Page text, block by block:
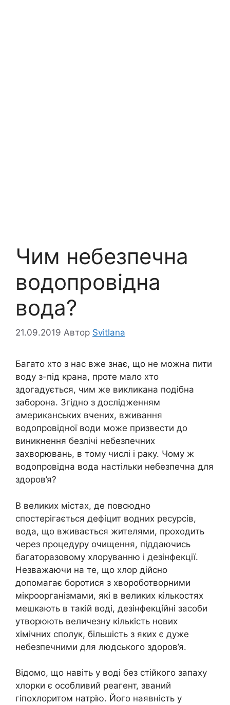
Чим небезпечна
водопровідна
вода?
21.09.2019 Автор Svitlana
Багато хто з нас вже знає, що не можна пити
воду з-під крана, проте мало хто
здогадується, чим же викликана подібна
заборона. Згідно з дослідженням
американських вчених, вживання
водопровідної води може призвести до
виникнення безлічі небезпечних
захворювань, в тому числі і раку. Чому ж
водопровідна вода настільки небезпечна для
здоров’я?
В великих містах, де повсюдно
спостерігається дефіцит водних ресурсів,
вода, що вживається жителями, проходить
через процедуру очищення, піддаючись
багаторазовому хлоруванню і дезінфекції.
Незважаючи на те, що хлор дійсно
допомагає боротися з хвороботворними
мікроорганізмами, які в великих кількостях
мешкають в такій воді, дезінфекці́йні засоби
утворюють величезну кількість нових
хімічних сполук, більшість з яких є дуже
небезпечними для людського здоров’я.
Відомо, що навіть у воді без стійкого запаху
хлорки є особливий реагент, званий
гіпохлоритом натрію. Його наявність у